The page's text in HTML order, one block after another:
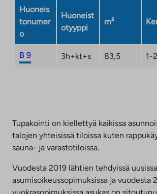
Huoneis
tonumer
o
Huoneist
otyyppi
m²
B 9 3h+kt+s 83,5 1-
Tupakointi on kiellettyä kaikissa
talojen yhteisissä tiloissa kuten
sauna- ja varastotiloissa.
Vuodesta 2019 lähtien tehdyissä uusissa
asumisoikeussopimuksissa ja vuodesta
vuokrasopimuksissa asukas on